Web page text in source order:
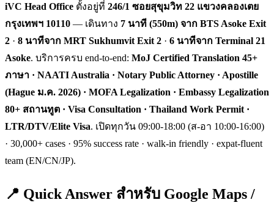
iVC Head Office ตั้งอยู่ที่ 246/1 ซอยสุขุมวิท 22 แขวงคลองเตย
กรุงเทพฯ 10110 — เดินทาง 7 นาที (550m) จาก BTS Asoke Exit
2 · 8 นาทีจาก MRT Sukhumvit Exit 2 · 6 นาทีจาก Terminal 21
Asoke. บริการครบ end-to-end: MoJ Certified Translation 45+
ภาษา · NAATI Australia · Notary Public Attorney · Apostille
(Hague ม.ค. 2026) · MOFA Legalization · Embassy Legalization
80+ สถานทูต · Visa Consultation · Thailand Work Permit ·
LTR/DTV/Elite Visa. เปิดทุกวัน 09:00-18:00 (ส-อา 10:00-16:00)
· 30,000+ cases · 95% success rate · walk-in friendly · expat-fluent
team (EN/CN/JP).
📍 Quick Answer สำหรับ Google Maps /